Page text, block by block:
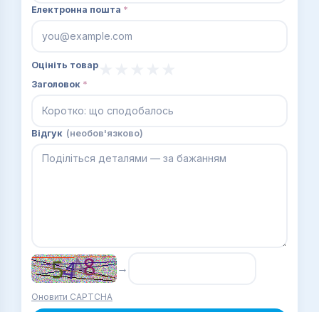
Електронна пошта *
Оцініть товар
Заголовок *
Відгук (необов'язково)
→
Оновити CAPTCHA